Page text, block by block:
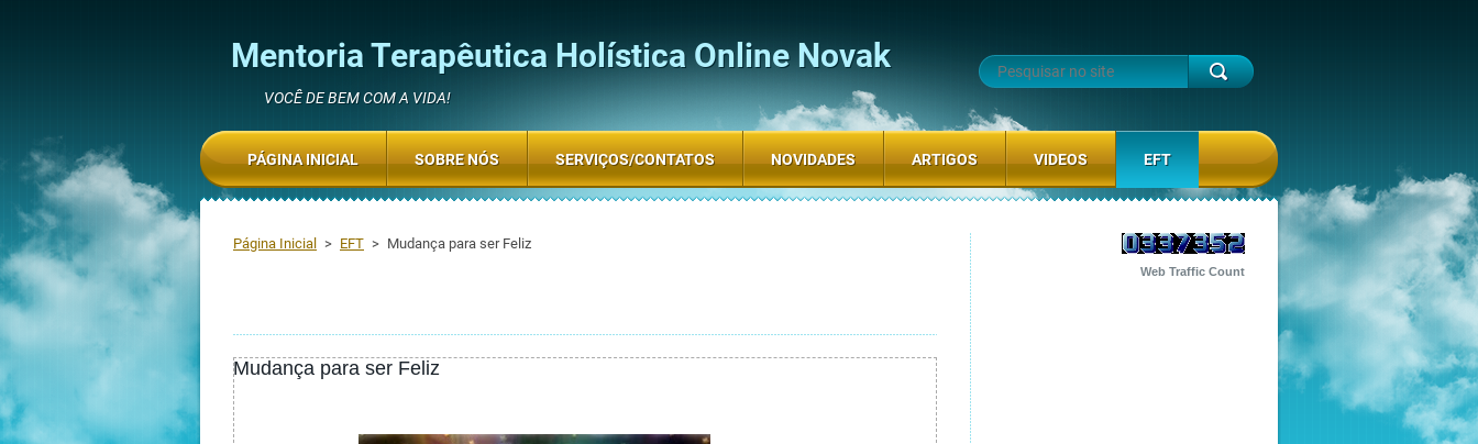
Mentoria Terapêutica Holística Online Novak
VOCÊ DE BEM COM A VIDA!
Página Inicial > EFT > Mudança para ser Feliz
Mudança para ser Feliz
Web Traffic Count
PÁGINA INICIAL SOBRE NÓS SERVIÇOS/CONTATOS NOVIDADES ARTIGOS VIDEOS EFT